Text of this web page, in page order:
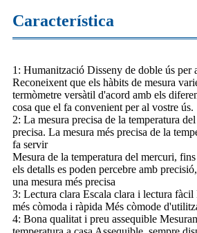
Característica
1: Humanització Disseny de doble ús per
Reconeixent que els hàbits de mesura
termòmetre versàtil d'acord amb els
cosa que el fa convenient per al vostre ús.
2: La mesura precisa de la temperatura
precisa. La mesura més precisa de la
fa servir
Mesura de la temperatura del mercuri,
els detalls es poden percebre amb
una mesura més precisa
3: Lectura clara Escala clara i lectura fàcil
més còmoda i ràpida Més còmode
4: Bona qualitat i preu assequible